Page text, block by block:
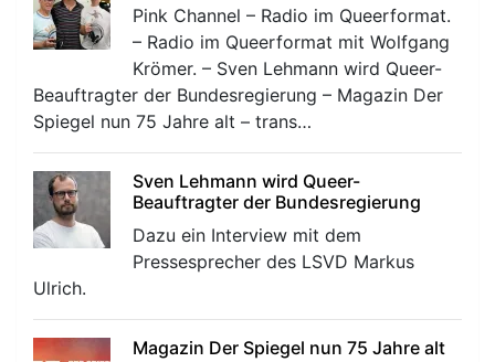
Pink Channel – Radio im Queerformat.
– Radio im Queerformat mit Wolfgang
Krömer. – Sven Lehmann wird Queer-
Beauftragter der Bundesregierung – Magazin Der
Spiegel nun 75 Jahre alt – trans…
Sven Lehmann wird Queer-
Beauftragter der Bundesregierung
Dazu ein Interview mit dem
Pressesprecher des LSVD Markus
Ulrich.
Magazin Der Spiegel nun 75 Jahre alt